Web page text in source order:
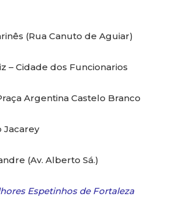
(Rua Canuto de Aguiar)
– Cidade dos Funcionarios
Argentina Castelo Branco
Jacarey
(Av. Alberto Sá.)
Espetinhos de Fortaleza